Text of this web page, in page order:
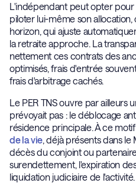
L'indépendant peut opter pour
piloter lui-même son
horizon, qui ajuste
la retraite approche. La
nettement ces contrats des
optimisés, frais d'entrée
frais d'arbitrage cachés.
Le PER TNS ouvre par ailleurs
prévoyait pas : le déblocage
résidence principale. À ce
de la vie, déjà présents dans le
décès du conjoint ou
surendettement, l'expiration
liquidation judiciaire de